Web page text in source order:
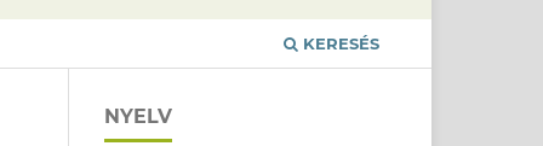
KERESÉS
NYELV